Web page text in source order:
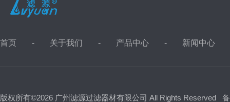
首页 关于我们 产品中心 新闻中心
版权所有©2026 广州滤源过滤器材有限公司 All Rights Reserved